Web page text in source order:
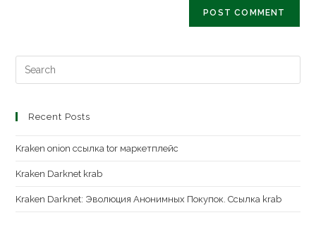
Recent Posts
Kraken onion ссылка tor маркетплейс
Kraken Darknet krab
Kraken Darknet: Эволюция Анонимных Покупок. Ссылка krab